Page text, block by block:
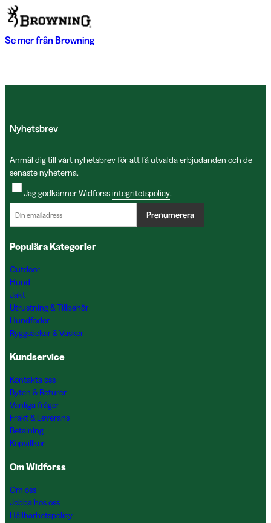
Se mer från Browning
Nyhetsbrev
Anmäl dig till vårt nyhetsbrev för att få utvalda erbjudanden och de
senaste nyheterna.
Jag godkänner Widforssintegritetspolicy.
Prenumerera
Populära Kategorier
Outdoor
Hund
Jakt
Utrustning & Tillbehör
Hundfoder
Ryggsäckar & Väskor
Kundservice
Kontakta oss
Byten & Returer
Vanliga frågor
Frakt & Leverans
Betalning
Köpvillkor
Om Widforss
Om oss
Jobba hos oss
Hållbarhetspolicy